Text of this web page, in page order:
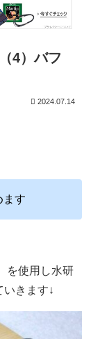
4）バフ
2024.07.14
ます
を使用し水研
きます↓